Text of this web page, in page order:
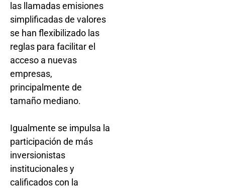
las llamadas emisiones
simplificadas de valores
se han flexibilizado las
reglas para facilitar el
acceso a nuevas
empresas,
principalmente de
tamaño mediano.
Igualmente se impulsa la
participación de más
inversionistas
institucionales y
calificados con la